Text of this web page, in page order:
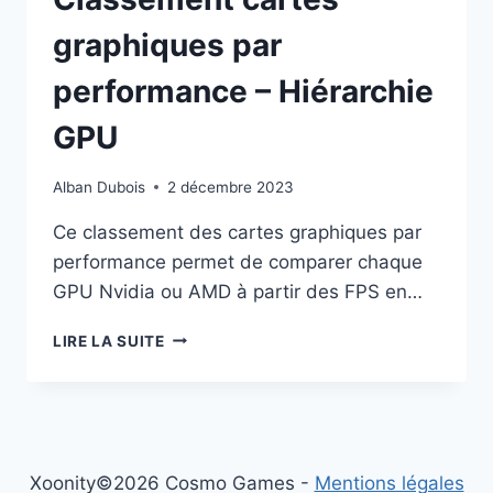
graphiques par
performance – Hiérarchie
GPU
Alban Dubois 2 décembre 2023
Ce classement des cartes graphiques par
performance permet de comparer chaque
GPU Nvidia ou AMD à partir des FPS en…
LIRE LA SUITECLASSEMENT
HIÉRARCHIE
Xoonity©2026 Cosmo Games - Mentions légales